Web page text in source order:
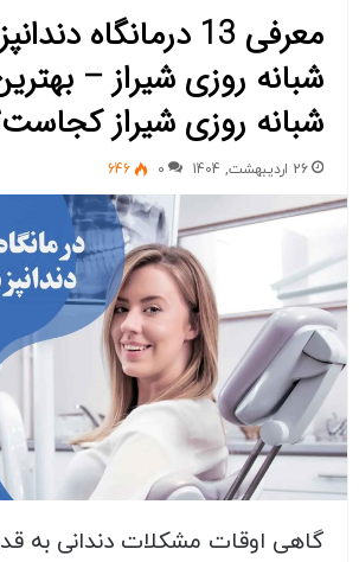
معرفی 13 درمانگاه
شبانه روزی شیراز –
شبانه روزی شیراز
26 اردیبهشت, 1404 0
646
گاهی اوقات مشکلات دندانی به